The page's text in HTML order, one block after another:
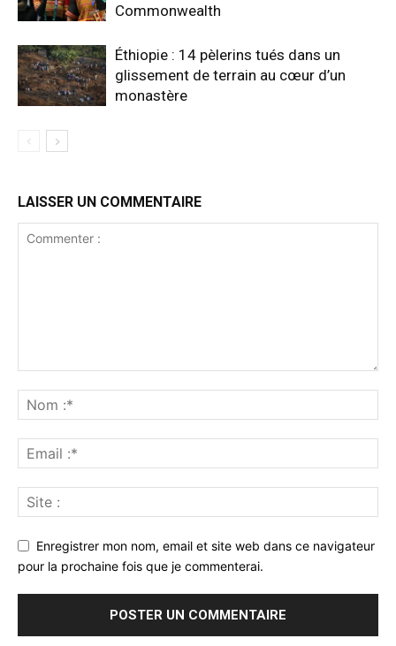
Commonwealth
Éthiopie : 14 pèlerins tués dans un
glissement de terrain au cœur d’un
monastère
LAISSER UN COMMENTAIRE
Enregistrer mon nom, email et site web dans ce navigateur
pour la prochaine fois que je commenterai.